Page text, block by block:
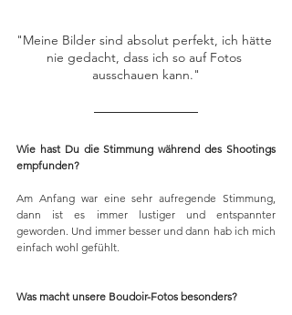
"Meine Bilder sind absolut perfekt, ich hätte
nie gedacht, dass ich so auf Fotos
ausschauen kann."
Wie hast Du die Stimmung während des Shootings
empfunden?
Am Anfang war eine sehr aufregende Stimmung,
dann ist es immer lustiger und entspannter
geworden. Und immer besser und dann hab ich mich
einfach wohl gefühlt.
Was macht unsere Boudoir-Fotos besonders?